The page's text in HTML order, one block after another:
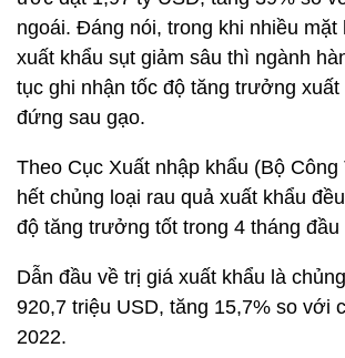
ngoái. Đáng nói, trong khi nhiều mặt
xuất khẩu sụt giảm sâu thì ngành
tục ghi nhận tốc độ tăng trưởng xuất
đứng sau gạo.
Theo Cục Xuất nhập khẩu (Bộ
hết chủng loại rau quả xuất khẩu
độ tăng trưởng tốt trong 4 tháng đầu
Dẫn đầu về trị giá xuất khẩu là
920,7 triệu USD, tăng 15,7% so với
2022.